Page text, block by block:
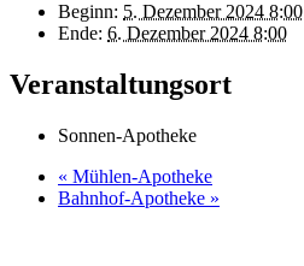
Beginn: 5. Dezember 2024 8:00
Ende: 6. Dezember 2024 8:00
Veranstaltungsort
Sonnen-Apotheke
« Mühlen-Apotheke
Bahnhof-Apotheke »